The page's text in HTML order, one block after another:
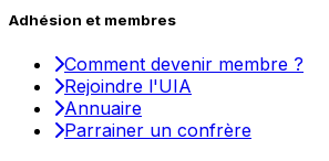
Adhésion et membres
Comment devenir membre ?
Rejoindre l'UIA
Annuaire
Parrainer un confrère